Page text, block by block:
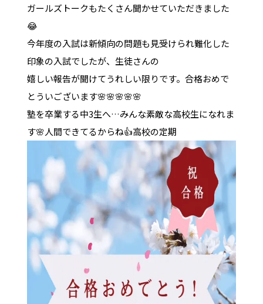
ガールズトークもたくさん聞かせていただきました
😂
今年度の入試は新傾向の問題も見受けられ難化した
印象の入試でしたが、生徒さんの
嬉しい報告が聞けてうれしい限りです。合格おめで
とういございます🌸🌸🌸🌸🌸
塾を卒業する中3生へ…みんな素敵な高校生になれま
す🌸人間できてるからね👍高校の定期